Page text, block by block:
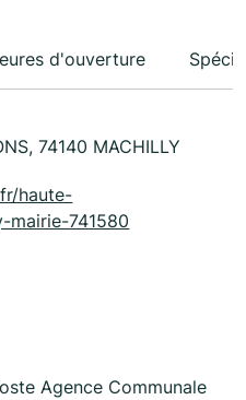
d'ouverture
74140 MACHILLY
haute-
mairie-741580
Agence Communale